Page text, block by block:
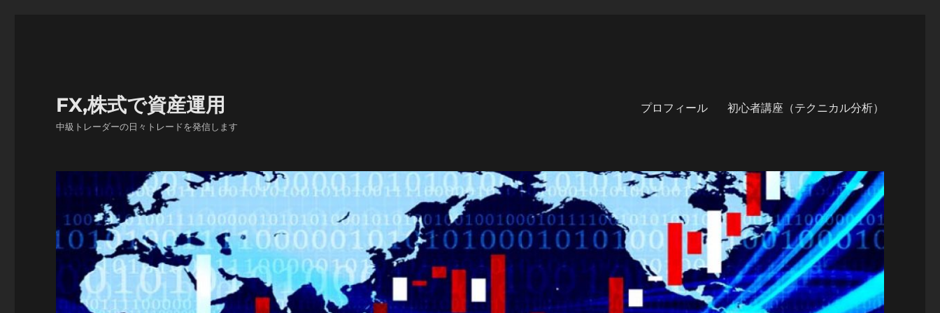
FX,株式で資産運用
中級トレーダーの日々トレードを発信します
プロフィール 初心者講座（テクニカル分析）